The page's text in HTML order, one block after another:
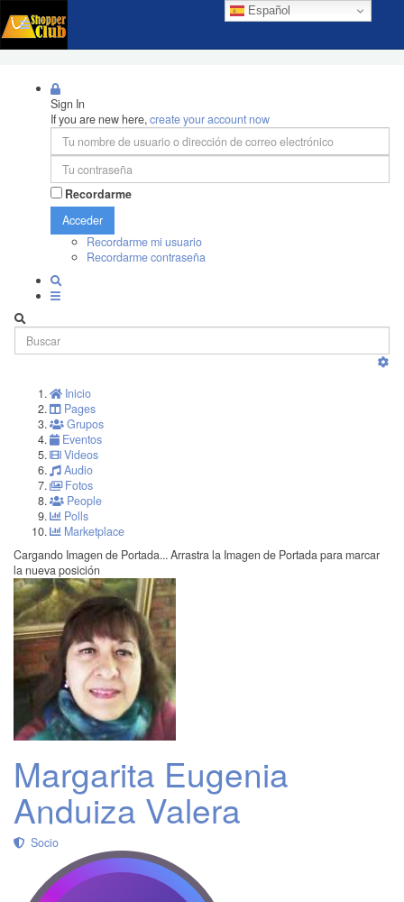
Español
Sign In
If you are new here,create your account now
Recordarme
Acceder
Recordarme mi usuario
Recordarme contraseña
Inicio
Pages
Grupos
Eventos
Videos
Audio
Fotos
People
Polls
Marketplace
Cargando Imagen de Portada... Arrastra la Imagen de Portada para marcar
la nueva posición
Margarita Eugenia
Anduiza Valera
Socio